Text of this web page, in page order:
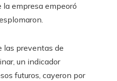
la empresa empeoró
las preventas de
un indicador
futuros, cayeron por